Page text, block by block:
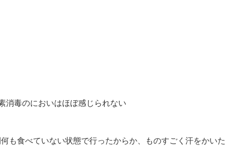
消毒のにおいはほぼ感じられない
も食べていない状態で行ったからか、ものすごく汗をかいた